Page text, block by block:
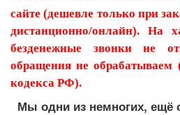
сайте (дешевле только при
дистанционно/онлайн). На
безденежные звонки не
обращения не обрабатываем
кодекса РФ).
Мы одни из немногих, ещё